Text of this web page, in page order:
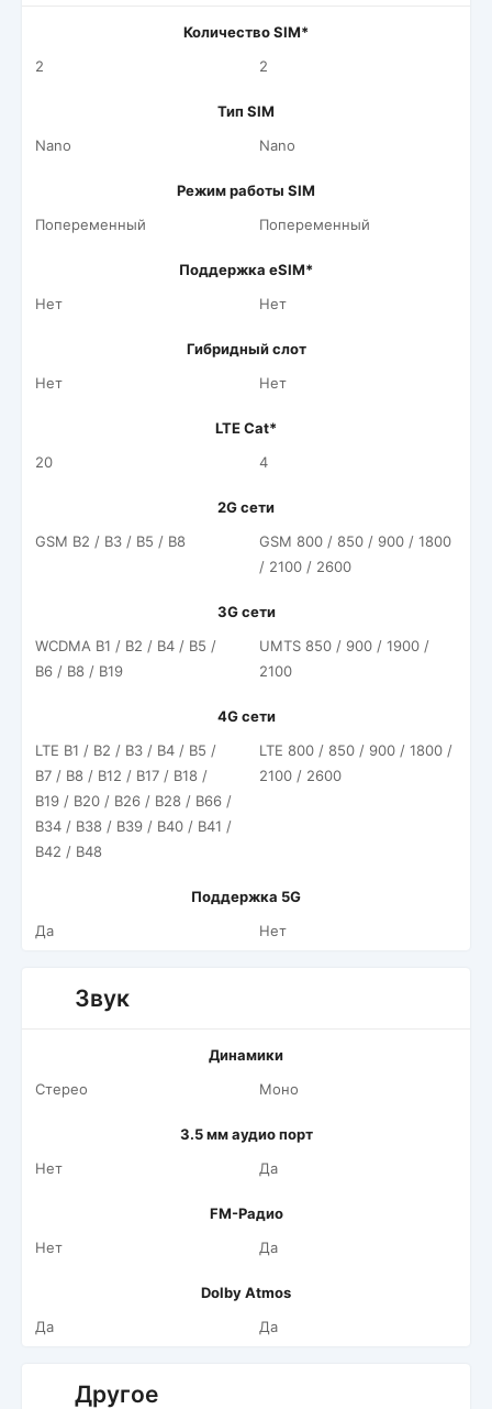
Количество SIM*
2
2
Тип SIM
Nano
Nano
Режим работы SIM
Попеременный
Попеременный
Поддержка eSIM*
Нет
Нет
Гибридный слот
Нет
Нет
LTE Cat*
20
4
2G сети
GSM B2 / B3 / B5 / B8
GSM 800 / 850 / 900 / 1800
/ 2100 / 2600
3G сети
WCDMA B1 / B2 / B4 / B5 /
B6 / B8 / B19
UMTS 850 / 900 / 1900 /
2100
4G сети
LTE B1 / B2 / B3 / B4 / B5 /
B7 / B8 / B12 / B17 / B18 /
B19 / B20 / B26 / B28 / B66 /
B34 / B38 / B39 / B40 / B41 /
B42 / B48
LTE 800 / 850 / 900 / 1800 /
2100 / 2600
Поддержка 5G
Да
Нет
Звук
Динамики
Стерео
Моно
3.5 мм аудио порт
Нет
Да
FM-Радио
Нет
Да
Dolby Atmos
Да
Да
Другое